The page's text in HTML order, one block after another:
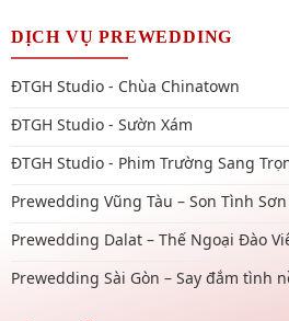
DỊCH VỤ PREWEDDING
ĐTGH Studio - Chùa Chinatown
ĐTGH Studio - Sườn Xám
ĐTGH Studio - Phim Trường Sang
Prewedding Vũng Tàu – Son Tình
Prewedding Dalat – Thế Ngoại Đào
Prewedding Sài Gòn – Say đắm tình